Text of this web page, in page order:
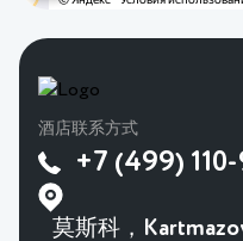
酒店联系方式
+7 (499)
莫斯科，